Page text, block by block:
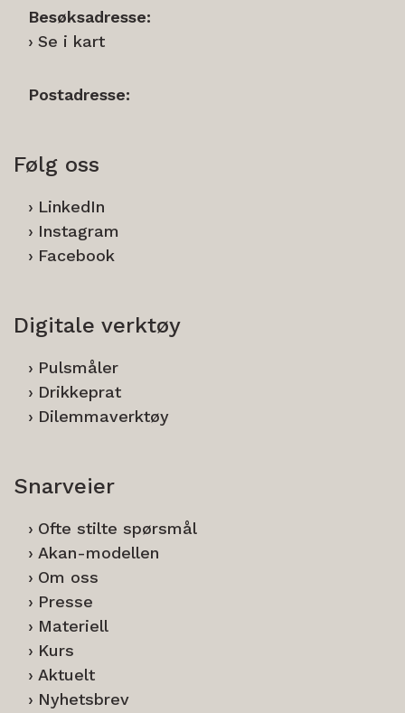
Besøksadresse:
Se i kart
Postadresse:
Følg oss
LinkedIn
Instagram
Facebook
Digitale verktøy
Pulsmåler
Drikkeprat
Dilemmaverktøy
Snarveier
Ofte stilte spørsmål
Akan-modellen
Om oss
Presse
Materiell
Kurs
Aktuelt
Nyhetsbrev